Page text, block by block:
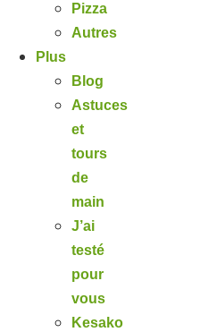
Pizza
Autres
Plus
Blog
Astuces
et
tours
de
main
J’ai
testé
pour
vous
Kesako